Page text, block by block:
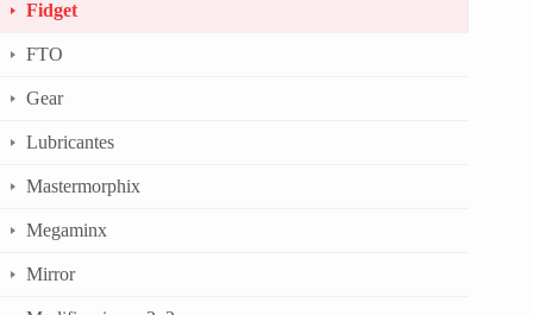
Fidget
FTO
Gear
Lubricantes
Mastermorphix
Megaminx
Mirror